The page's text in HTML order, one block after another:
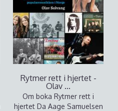
Rytmer rett i hjertet -
Olav ...
Om boka Rytmer rett i
hjertet Da Aage Samuelsen